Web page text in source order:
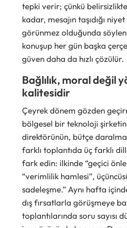
tepki verir; çünkü
kadar, mesajın taşıdığı
görünmez olduğunda
konuşup her gün başka
güven daha da hızlı çözülür.
Bağlılık, moral değil
kalitesidir
Çeyrek dönem gözden
bölgesel bir teknoloji
direktörünün, bütçe
farklı toplantıda üç farklı
fark edin: ilkinde “geçici
“verimlilik hamlesi”,
sadeleşme.” Aynı hafta
dış fırsatlarla görüşmeye
toplantılarında soru sayısı